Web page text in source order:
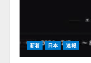
ー
ク
を
新着 日本 速報